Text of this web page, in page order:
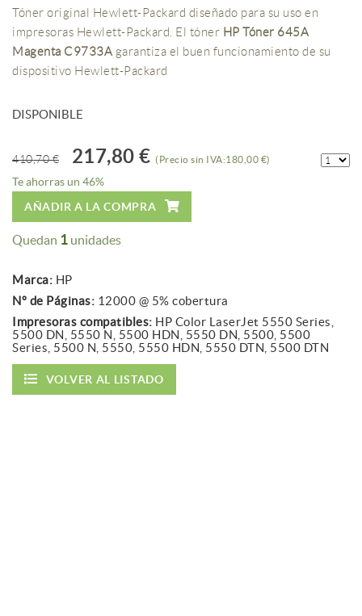
Tóner original Hewlett-Packard diseñado para su uso en
impresoras Hewlett-Packard. El tóner HP Tóner 645A
Magenta C9733A garantiza el buen funcionamiento de su
dispositivo Hewlett-Packard
DISPONIBLE
410,70 € 217,80 € (Precio sin IVA:180,00 €)
Te ahorras un 46%
AÑADIR A LA COMPRA
Quedan 1 unidades
Marca: HP
Nº de Páginas: 12000 @ 5% cobertura
Impresoras compatibles: HP Color LaserJet 5550 Series,
5500 DN, 5550 N, 5500 HDN, 5550 DN, 5500, 5500
Series, 5500 N, 5550, 5550 HDN, 5550 DTN, 5500 DTN
VOLVER AL LISTADO